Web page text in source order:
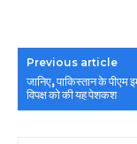
Previous article
जानिए, पाकिस्तान के पीएम
विपक्ष को की यह पेशकश